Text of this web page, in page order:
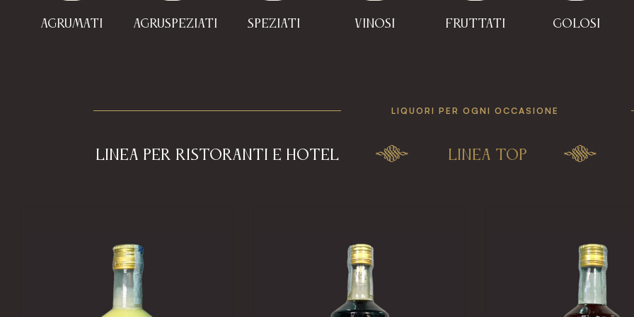
Agrumati Agruspeziati Speziati Vinosi Fruttati Golosi
LIQUORI PER OGNI OCCASIONE
LINEA PER RISTORANTI E HOTEL LINEA TOP